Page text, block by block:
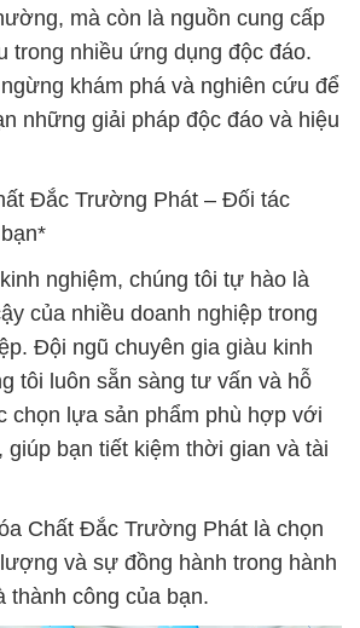
mà còn là nguồn cung cấp
trong nhiều ứng dụng độc đáo.
khám phá và nghiên cứu để
những giải pháp độc đáo và hiệu
Đắc Trường Phát – Đối tác
nghiệm, chúng tôi tự hào là
của nhiều doanh nghiệp trong
Đội ngũ chuyên gia giàu kinh
tôi luôn sẵn sàng tư vấn và hỗ
chọn lựa sản phẩm phù hợp với
giúp bạn tiết kiệm thời gian và tài
Chất Đắc Trường Phát là chọn
và sự đồng hành trong hành
thành công của bạn.